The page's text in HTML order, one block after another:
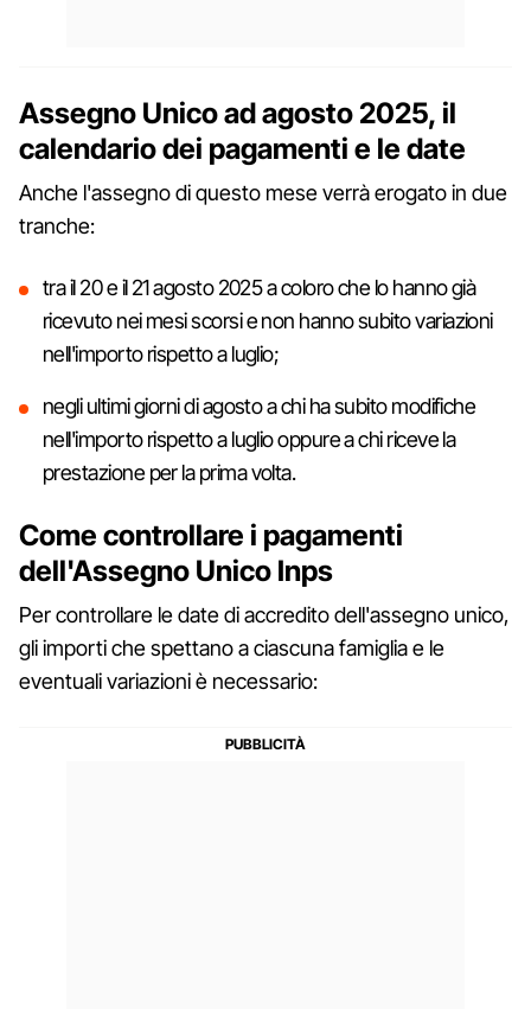
Assegno Unico ad agosto 2025, il
calendario dei pagamenti e le date
Anche l'assegno di questo mese verrà erogato in due
tranche:
tra il 20 e il 21 agosto 2025 a coloro che lo hanno già
ricevuto nei mesi scorsi e non hanno subito variazioni
nell'importo rispetto a luglio;
negli ultimi giorni di agosto a chi ha subito modifiche
nell'importo rispetto a luglio oppure a chi riceve la
prestazione per la prima volta.
Come controllare i pagamenti
dell'Assegno Unico Inps
Per controllare le date di accredito dell'assegno unico,
gli importi che spettano a ciascuna famiglia e le
eventuali variazioni è necessario: